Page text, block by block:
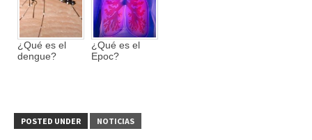
¿Qué es el
dengue?
¿Qué es el
Epoc?
POSTED UNDER NOTICIAS